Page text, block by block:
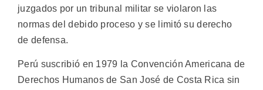
juzgados por un tribunal militar se violaron las
normas del debido proceso y se limitó su derecho
de defensa.
Perú suscribió en 1979 la Convención Americana de
Derechos Humanos de San José de Costa Rica sin